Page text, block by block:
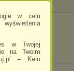
w celu
wyświetlenia
w Twojej
na Twoim
– Kelo
21:22